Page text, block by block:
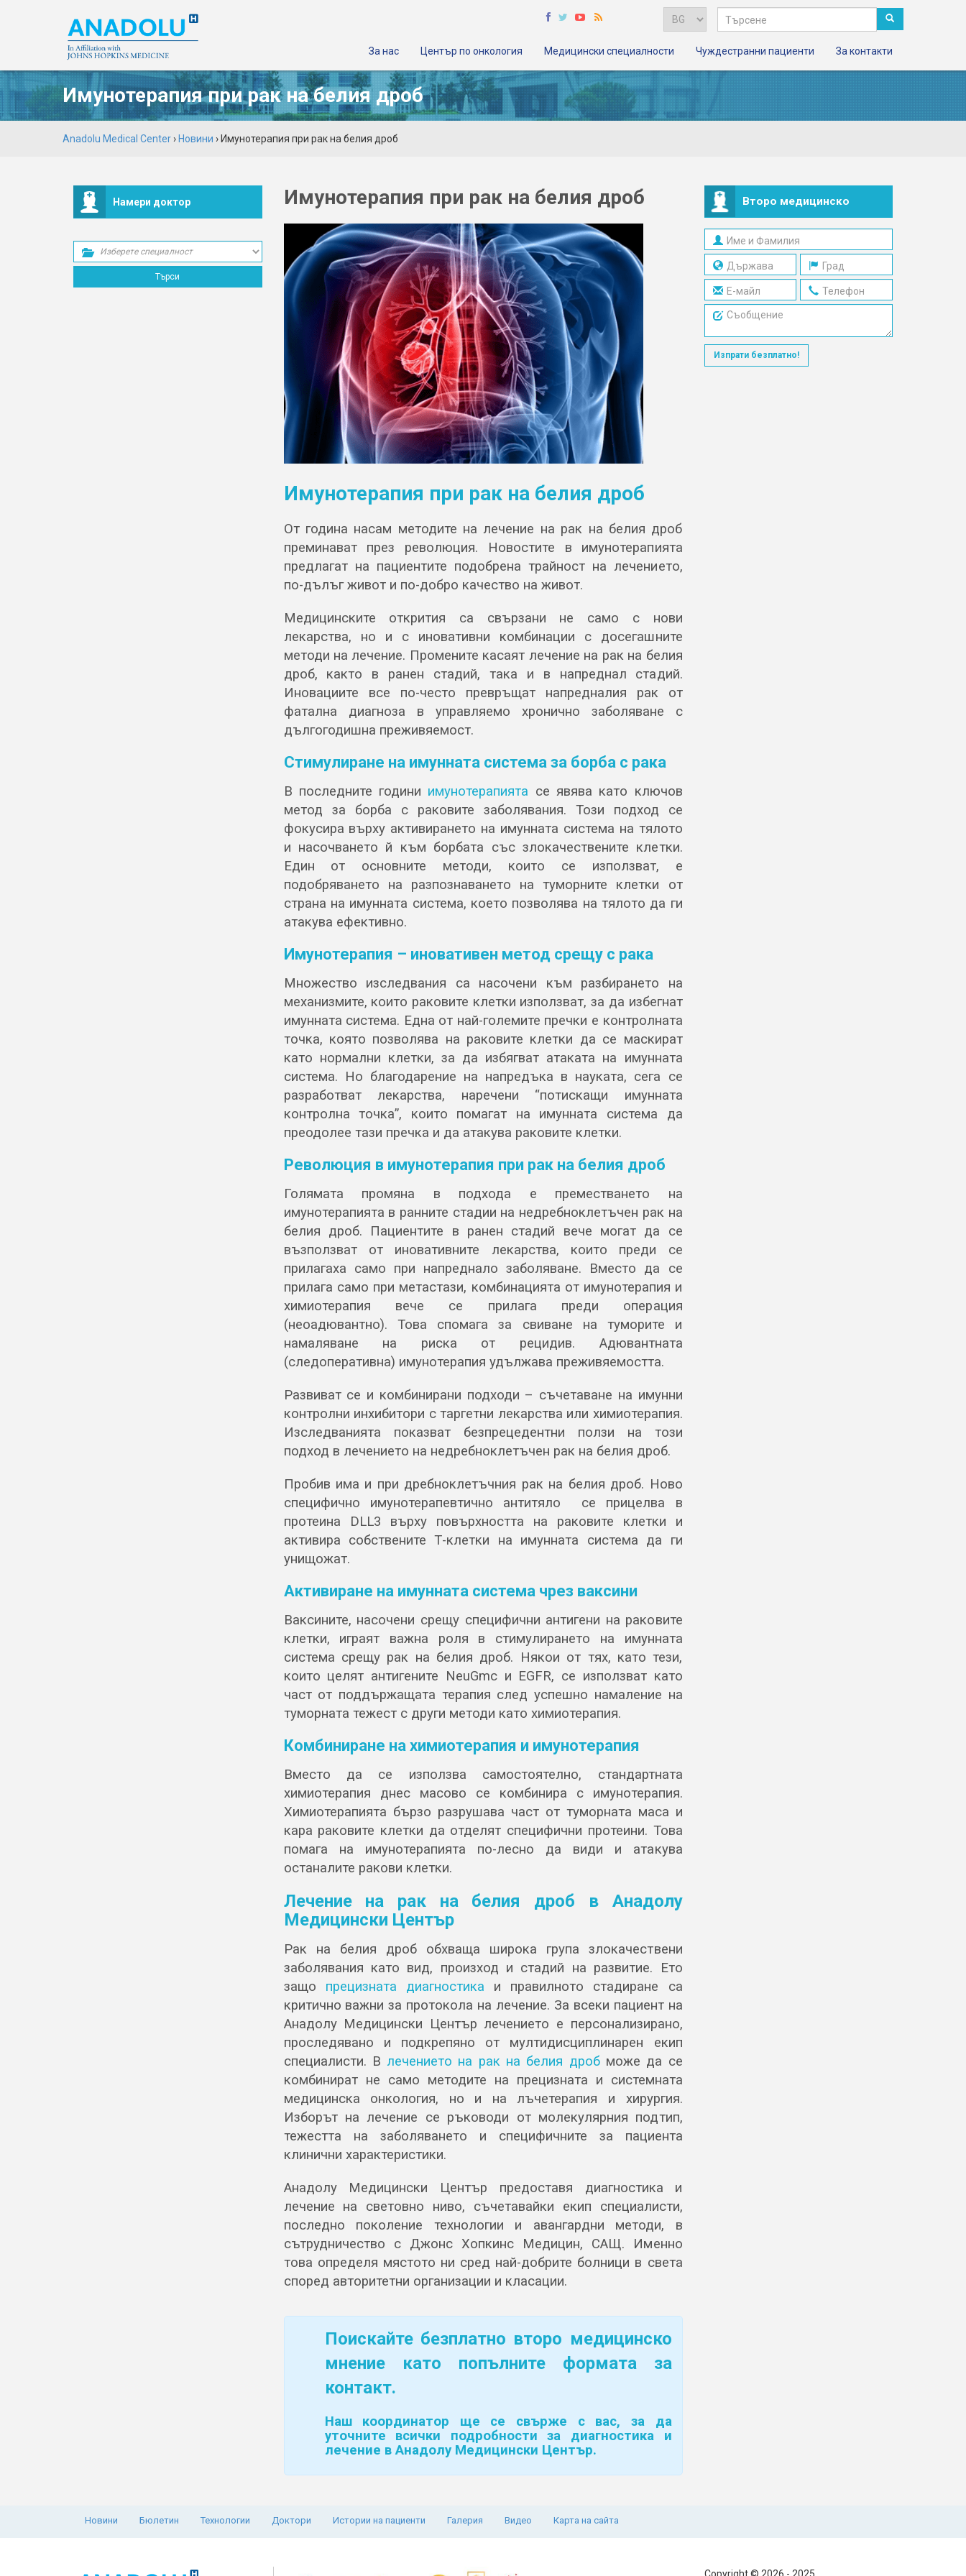
За нас Център по онкология Медицински специалности Чуждестранни пациенти За контакти
Имунотерапия при рак на белия дроб
Anadolu Medical Center› Новини › Имунотерапия при рак на белия дроб
Намери доктор Имунотерапия при рак на белия дроб
Имунотерапия при рак на белия дроб
От година насам методите на лечение на рак на белия дроб
преминават през революция. Новостите в имунотерапията
предлагат на пациентите подобрена трайност на лечението,
по-дълъг живот и по-добро качество на живот.
Медицинските открития са свързани не само с нови
лекарства, но и с иновативни комбинации с досегашните
методи на лечение. Промените касаят лечение на рак на белия
дроб, както в ранен стадий, така и в напреднал стадий.
Иновациите все по-често превръщат напредналия рак от
фатална диагноза в управляемо хронично заболяване с
дългогодишна преживяемост.
Стимулиране на имунната система за борба с рака
В последните години имунотерапията се явява като ключов
метод за борба с раковите заболявания. Този подход се
фокусира върху активирането на имунната система на тялото
и насочването й към борбата със злокачествените клетки.
Един от основните методи, които се използват, е
подобряването на разпознаването на туморните клетки от
страна на имунната система, което позволява на тялото да ги
атакува ефективно.
Имунотерапия – иновативен метод срещу с рака
Множество изследвания са насочени към разбирането на
механизмите, които раковите клетки използват, за да избегнат
имунната система. Една от най-големите пречки е контролната
точка, която позволява на раковите клетки да се маскират
като нормални клетки, за да избягват атаката на имунната
система. Но благодарение на напредъка в науката, сега се
разработват лекарства, наречени “потискащи имунната
контролна точка”, които помагат на имунната система да
преодолее тази пречка и да атакува раковите клетки.
Революция в имунотерапия при рак на белия дроб
Голямата промяна в подхода е преместването на
имунотерапията в ранните стадии на недребноклетъчен рак на
белия дроб. Пациентите в ранен стадий вече могат да се
възползват от иновативните лекарства, които преди се
прилагаха само при напреднало заболяване. Вместо да се
прилага само при метастази, комбинацията от имунотерапия и
химиотерапия вече се прилага преди операция
(неоадювантно). Това спомага за свиване на туморите и
намаляване на риска от рецидив. Адювантната
(следоперативна) имунотерапия удължава преживяемостта.
Развиват се и комбинирани подходи – съчетаване на имунни
контролни инхибитори с таргетни лекарства или химиотерапия.
Изследванията показват безпрецедентни ползи на този
подход в лечението на недребноклетъчен рак на белия дроб.
Пробив има и при дребноклетъчния рак на белия дроб. Ново
специфично имунотерапевтично антитяло се прицелва в
протеина DLL3 върху повърхността на раковите клетки и
активира собствените Т-клетки на имунната система да ги
унищожат.
Активиране на имунната система чрез ваксини
Ваксините, насочени срещу специфични антигени на раковите
клетки, играят важна роля в стимулирането на имунната
система срещу рак на белия дроб. Някои от тях, като тези,
които целят антигените NeuGmc и EGFR, се използват като
част от поддържащата терапия след успешно намаление на
туморната тежест с други методи като химиотерапия.
Комбиниране на химиотерапия и имунотерапия
Вместо да се използва самостоятелно, стандартната
химиотерапия днес масово се комбинира с имунотерапия.
Химиотерапията бързо разрушава част от туморната маса и
кара раковите клетки да отделят специфични протеини. Това
помага на имунотерапията по-лесно да види и атакува
останалите ракови клетки.
Лечение на рак на белия дроб в Анадолу
Медицински Център
Рак на белия дроб обхваща широка група злокачествени
заболявания като вид, произход и стадий на развитие. Ето
защо прецизната диагностика и правилното стадиране са
критично важни за протокола на лечение. За всеки пациент на
Анадолу Медицински Център лечението е персонализирано,
проследявано и подкрепяно от мултидисциплинарен екип
специалисти. Влечението на рак на белия дробможе да се
комбинират не само методите на прецизната и системната
медицинска онкология, но и на лъчетерапия и хирургия.
Изборът на лечение се ръководи от молекулярния подтип,
тежестта на заболяването и специфичните за пациента
клинични характеристики.
Анадолу Медицински Център предоставя диагностика и
лечение на световно ниво, съчетавайки екип специалисти,
последно поколение технологии и авангардни методи, в
сътрудничество с Джонс Хопкинс Медицин, САЩ. Именно
това определя мястото ни сред най-добрите болници в света
според авторитетни организации и класации.
Поискайте безплатно второ медицинско
мнение като попълните формата за
контакт.
Наш координатор ще се свърже с вас, за да
уточните всички подробности за диагностика и
лечение в Анадолу Медицински Център.
Второ медицинско
мнение
Изпрати безплатно!
Новини Бюлетин Технологии Доктори Истории на пациенти Галерия Видео Карта на сайта